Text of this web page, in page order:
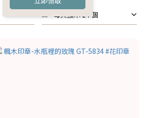
每頁顯示 24 個